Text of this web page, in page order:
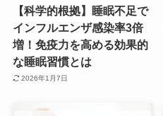
【科学的根拠】睡眠不足で
インフルエンザ感染率3倍
増！免疫力を高める効果的
な睡眠習慣とは
2026年1月7日